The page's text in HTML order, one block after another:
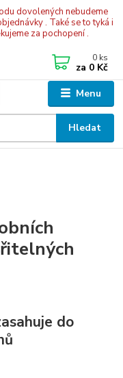
dovolených nebudeme
. Také se to tyká i
za pochopení .
Menu
Hledat
0 ks
za 0 Kč
do